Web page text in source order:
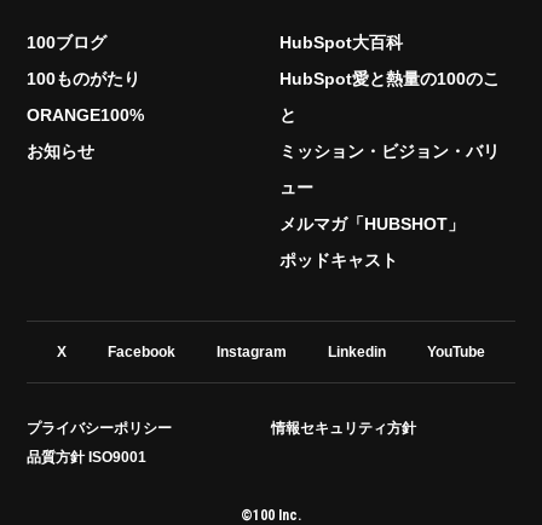
100ブログ
100ものがたり
ORANGE100%
お知らせ
HubSpot大百科
HubSpot愛と熱量の100のこ
と
ミッション・ビジョン・バリ
ュー
メルマガ「HUBSHOT」
ポッドキャスト
X Facebook Instagram Linkedin YouTube
プライバシーポリシー
情報セキュリティ方針
品質方針 ISO9001
©100 Inc.